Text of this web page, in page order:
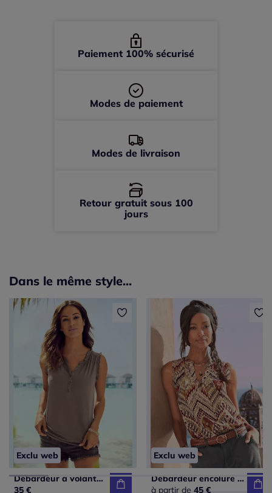
Paiement 100% sécurisé
Modes de paiement
Modes de livraison
Retour gratuit sous 100
jours
Dans le même style...
Exclu web
Débardeur à volants avec col en V et manches courtes
35 €
Exclu web
Débardeur encolure en V avec motifs géométriques fluides
à partir de 45 €